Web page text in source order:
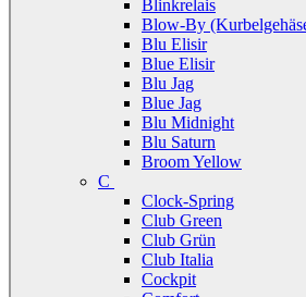
Blinkrelais
Blow-By
Blu Elisir
Blue Elisir
Blu Jag
Blue Jag
Blu Midnight
Blu Saturn
Broom Yellow
C
Clock-Spring
Club Green
Club Grün
Club Italia
Cockpit